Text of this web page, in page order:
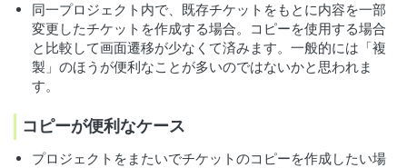
同一プロジェクト内で、既存チケットをもとに内容を一部
変更したチケットを作成する場合。コピーを使用する場合
と比較して画面遷移が少なくて済みます。一般的には「複
製」のほうが便利なことが多いのではないかと思われま
す。
コピーが便利なケース
プロジェクトをまたいでチケットのコピーを作成したい場